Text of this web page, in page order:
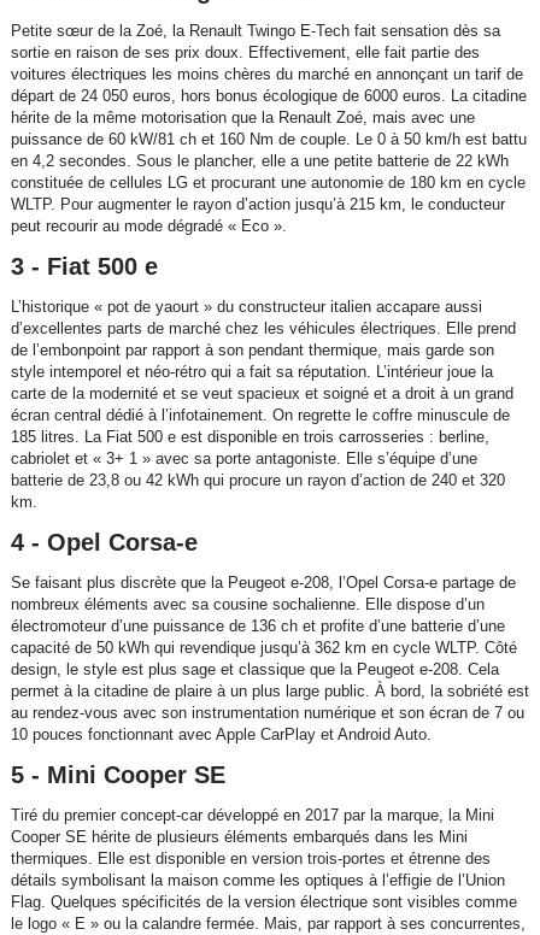
Petite sœur de la Zoé, la Renault Twingo E-Tech fait sensation dès sa
sortie en raison de ses prix doux. Effectivement, elle fait partie des
voitures électriques les moins chères du marché en annonçant un tarif de
départ de 24 050 euros, hors bonus écologique de 6000 euros. La citadine
hérite de la même motorisation que la Renault Zoé, mais avec une
puissance de 60 kW/81 ch et 160 Nm de couple. Le 0 à 50 km/h est battu
en 4,2 secondes. Sous le plancher, elle a une petite batterie de 22 kWh
constituée de cellules LG et procurant une autonomie de 180 km en cycle
WLTP. Pour augmenter le rayon d’action jusqu’à 215 km, le conducteur
peut recourir au mode dégradé « Eco ».
3 - Fiat 500 e
L’historique « pot de yaourt » du constructeur italien accapare aussi
d’excellentes parts de marché chez les véhicules électriques. Elle prend
de l’embonpoint par rapport à son pendant thermique, mais garde son
style intemporel et néo-rétro qui a fait sa réputation. L’intérieur joue la
carte de la modernité et se veut spacieux et soigné et a droit à un grand
écran central dédié à l’infotainement. On regrette le coffre minuscule de
185 litres. La Fiat 500 e est disponible en trois carrosseries : berline,
cabriolet et « 3+ 1 » avec sa porte antagoniste. Elle s’équipe d’une
batterie de 23,8 ou 42 kWh qui procure un rayon d’action de 240 et 320
km.
4 - Opel Corsa-e
Se faisant plus discrète que la Peugeot e-208, l’Opel Corsa-e partage de
nombreux éléments avec sa cousine sochalienne. Elle dispose d’un
électromoteur d’une puissance de 136 ch et profite d’une batterie d’une
capacité de 50 kWh qui revendique jusqu’à 362 km en cycle WLTP. Côté
design, le style est plus sage et classique que la Peugeot e-208. Cela
permet à la citadine de plaire à un plus large public. À bord, la sobriété est
au rendez-vous avec son instrumentation numérique et son écran de 7 ou
10 pouces fonctionnant avec Apple CarPlay et Android Auto.
5 - Mini Cooper SE
Tiré du premier concept-car développé en 2017 par la marque, la Mini
Cooper SE hérite de plusieurs éléments embarqués dans les Mini
thermiques. Elle est disponible en version trois-portes et étrenne des
détails symbolisant la maison comme les optiques à l’effigie de l’Union
Flag. Quelques spécificités de la version électrique sont visibles comme
le logo « E » ou la calandre fermée. Mais, par rapport à ses concurrentes,